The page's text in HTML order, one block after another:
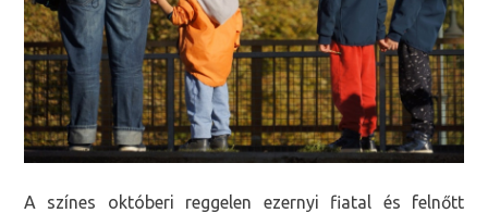
A színes októberi reggelen ezernyi fiatal és felnőtt